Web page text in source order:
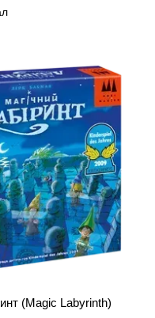
(Magic Labyrinth)